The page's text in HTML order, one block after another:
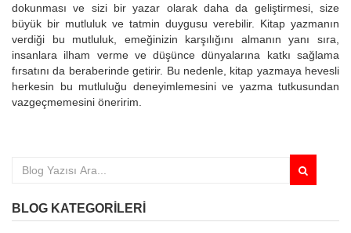
dokunması ve sizi bir yazar olarak daha da geliştirmesi, size
büyük bir mutluluk ve tatmin duygusu verebilir. Kitap yazmanın
verdiği bu mutluluk, emeğinizin karşılığını almanın yanı sıra,
insanlara ilham verme ve düşünce dünyalarına katkı sağlama
fırsatını da beraberinde getirir. Bu nedenle, kitap yazmaya hevesli
herkesin bu mutluluğu deneyimlemesini ve yazma tutkusundan
vazgeçmemesini öneririm.
BLOG KATEGORILERI